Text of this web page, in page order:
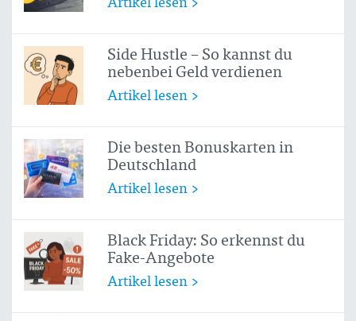
Side Hustle – So kannst du
nebenbei Geld verdienen
Artikel lesen >
Die besten Bonuskarten in
Deutschland
Artikel lesen >
Black Friday: So erkennst du
Fake-Angebote
Artikel lesen >